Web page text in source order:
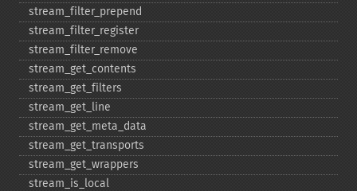
stream_​filter_​prepend
stream_​filter_​register
stream_​filter_​remove
stream_​get_​contents
stream_​get_​filters
stream_​get_​line
stream_​get_​meta_​data
stream_​get_​transports
stream_​get_​wrappers
stream_​is_​local